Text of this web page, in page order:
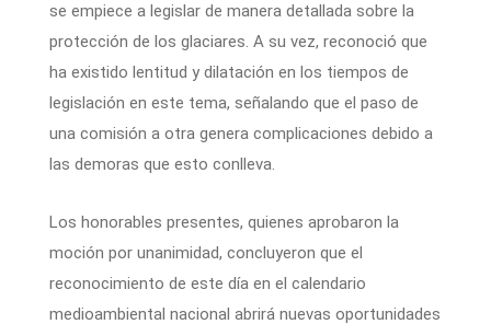
se empiece a legislar de manera detallada sobre la
protección de los glaciares. A su vez, reconoció que
ha existido lentitud y dilatación en los tiempos de
legislación en este tema, señalando que el paso de
una comisión a otra genera complicaciones debido a
las demoras que esto conlleva.
Los honorables presentes, quienes aprobaron la
moción por unanimidad, concluyeron que el
reconocimiento de este día en el calendario
medioambiental nacional abrirá nuevas oportunidades